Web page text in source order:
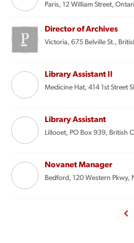
Paris, 12 William Street,
Director of Archives
Victoria, 675 Belville St.,
Library Assistant II
Medicine Hat, 414 1st Street
Library Assistant
Lillooet, PO Box 939, British
Novanet Manager
Bedford, 120 Western Pkwy,